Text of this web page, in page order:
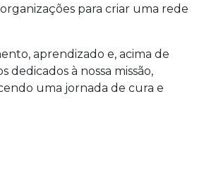
para criar uma rede
aprendizado e, acima de
à nossa missão,
uma jornada de cura e